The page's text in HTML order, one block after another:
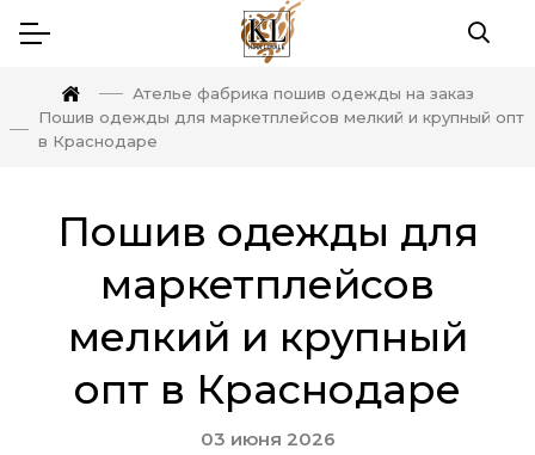
Ателье фабрика пошив одежды на заказ
Пошив одежды для маркетплейсов мелкий и крупный опт
в Краснодаре
Пошив одежды для
маркетплейсов
мелкий и крупный
опт в Краснодаре
03 июня 2026